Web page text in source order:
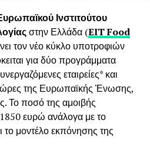
Ινστιτούτου
στην Ελλάδα (EIT Food
τον νέο κύκλο υποτροφιών
για δύο προγράμματα
εταιρείες* και
της Ευρωπαϊκής Ένωσης,
Το ποσό της αμοιβής
ευρώ ανάλογα με το
το μοντέλο εκπόνησης της